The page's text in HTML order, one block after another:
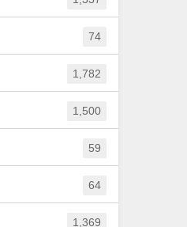
74
1,782
1,500
59
64
1,369